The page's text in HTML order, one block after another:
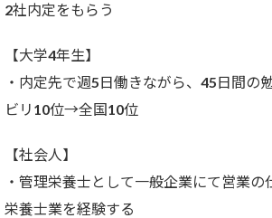
2社内定をもらう
【大学4年生】
・内定先で週5日働きながら、45日間の
ビリ10位→全国10位
【社会人】
・管理栄養士として一般企業にて営業の
栄養士業を経験する